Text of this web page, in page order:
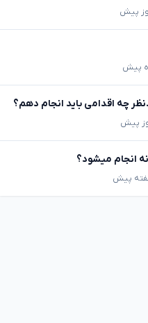
چه اقدامی باید انجام دهم؟
انجام میشود؟